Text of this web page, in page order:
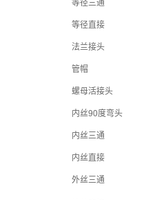
等径三通
等径直接
法兰接头
管帽
螺母活接头
内丝90度弯头
内丝三通
内丝直接
外丝三通